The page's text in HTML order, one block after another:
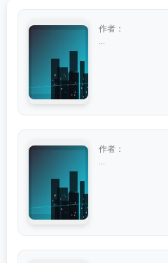
作者：
作者：